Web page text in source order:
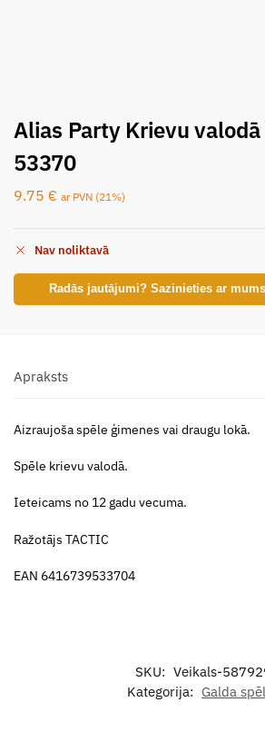
Alias Party Krievu valodā
53370
9.75 € ar PVN (21%)
Nav noliktavā
Radās jautājumi? Sazinieties ar mums
Apraksts
Aizraujoša spēle ģimenes vai draugu lokā.
Spēle krievu valodā.
Ieteicams no 12 gadu vecuma.
Ražotājs TACTIC
EAN 6416739533704
SKU: Veikals-
Kategorija: Galda